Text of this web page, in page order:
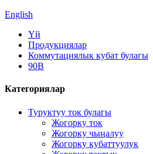
English
Үй
Продукциялар
Коммутациялык кубат булагы
90В
Категориялар
Туруктуу ток булагы
Жогорку ток
Жогорку чыңалуу
Жогорку кубаттуулук